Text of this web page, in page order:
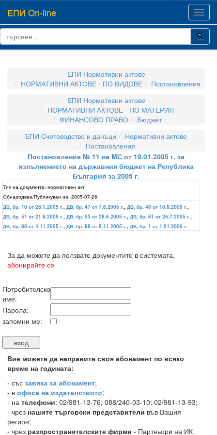
ЕПИ On-line
ЕПИ Нормативни актове
НОРМАТИВНИ АКТОВЕ - ПО ВИДОВЕ
Постановления
ЕПИ Нормативни актове
НОРМАТИВНИ АКТОВЕ - ПО МАТЕРИЯ
ФИНАНСОВО ПРАВО
Бюджет
ЕПИ Счетоводство и данъци
Нормативни актове
Постановления
Постановление № 11 на MС от 19.01.2005 г. за
изпълнението на държавния бюджет на Република
България за 2005 г.
Тип на документа: нормативен акт
Обнародван/Публикуван на: 2005-07-26
ДВ, бр. 10 от 28.1.2005 г., ДВ, бр. 47 от 7.6.2005 г., ДВ, бр. 48 от 10.6.2005 г.,
ДВ, бр. 51 от 21.6.2005 г., ДВ, бр. 53 от 28.6.2005 г., ДВ, бр. 61 от 26.7.2005 г.,
ДВ, бр. 88 от 4.11.2005 г., ДВ, бр. 89 от 8.11.2005 г., ДВ, бр. 1 от 1.01.2006 г.
За да можете да ползвате документите в системата,
абонирайте се
Потребителско
име:
Парола:
запомни ме:
Вие можете да направите своя абонамент по всяко
време на годината:
- със завяка за абонамент;
- в офиса на издателството;
- на телефони: 02/981-13-76; 088/240-03-10; 02/981-13-93;
- чрез нашите търговски представители във Вашия
регион;
- чрез разпространителските фирми - Партньори на ИК